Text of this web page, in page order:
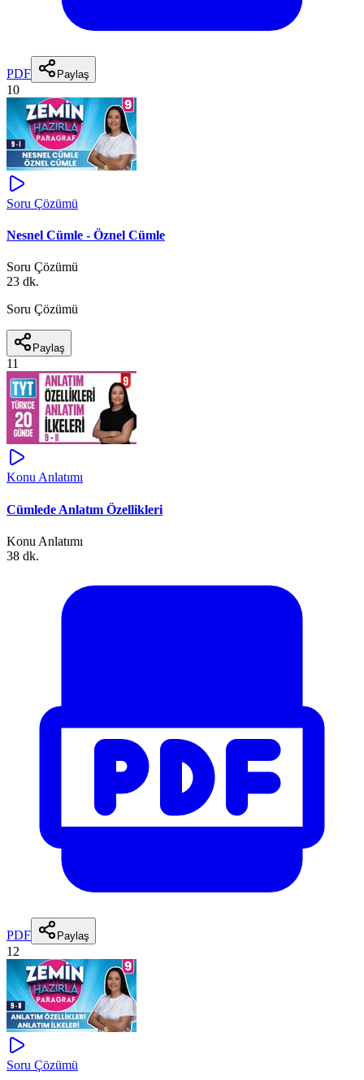
PDF Paylaş
10
Soru Çözümü
Nesnel Cümle - Öznel Cümle
Soru Çözümü
23 dk.
Soru Çözümü
Paylaş
11
Konu Anlatımı
Cümlede Anlatım Özellikleri
Konu Anlatımı
38 dk.
PDF Paylaş
12
Soru Çözümü